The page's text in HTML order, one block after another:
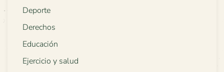
Deporte
Derechos
Educación
Ejercicio y salud